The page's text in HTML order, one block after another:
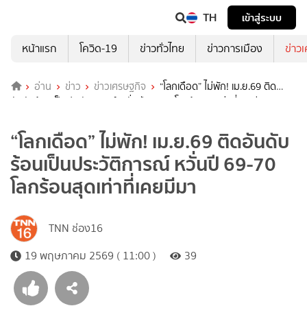
TH
เข้าสู่ระบบ
หน้าแรก
โควิด-19 ข่าวทั่วไทย ข่าวการเมือง ข่าว
อ่าน ข่าว ข่าวเศรษฐกิจ
“โลกเดือด” ไม่พัก! เม.ย.69 ติด
อันดับร้อนเป็นประวัติการณ์ หวั่นปี 69-70 โลกร้อนสุดเท่าที่เคยมีมา
“โลกเดือด” ไม่พัก! เม.ย.69 ติดอันดับ
ร้อนเป็นประวัติการณ์ หวั่นปี 69-70
โลกร้อนสุดเท่าที่เคยมีมา
TNN ช่อง16
19 พฤษภาคม 2569 ( 11:00 )
39